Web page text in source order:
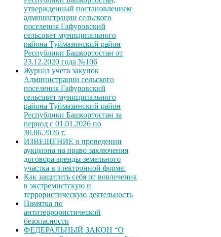
утвержденный постановлением
администрации сельского
поселения Гафуровский
сельсовет муниципального
района Туймазинский район
Республики Башкортостан от
23.12.2020 года №106
Журнал учета закупок
Администрации сельского
поселения Гафуровский
сельсовет муниципального
района Туймазинский район
Республики Башкортостан за
период с 01.01.2026 по
30.06.2026 г.
ИЗВЕЩЕНИЕ о проведении
аукциона на право заключения
договора аренды земельного
участка в электронной форме.
Как защитить себя от вовлечения
в экстремистскую и
террористическую деятельность
Памятка по
антитеррористической
безопасности
ФЕДЕРАЛЬНЫЙ ЗАКОН “О